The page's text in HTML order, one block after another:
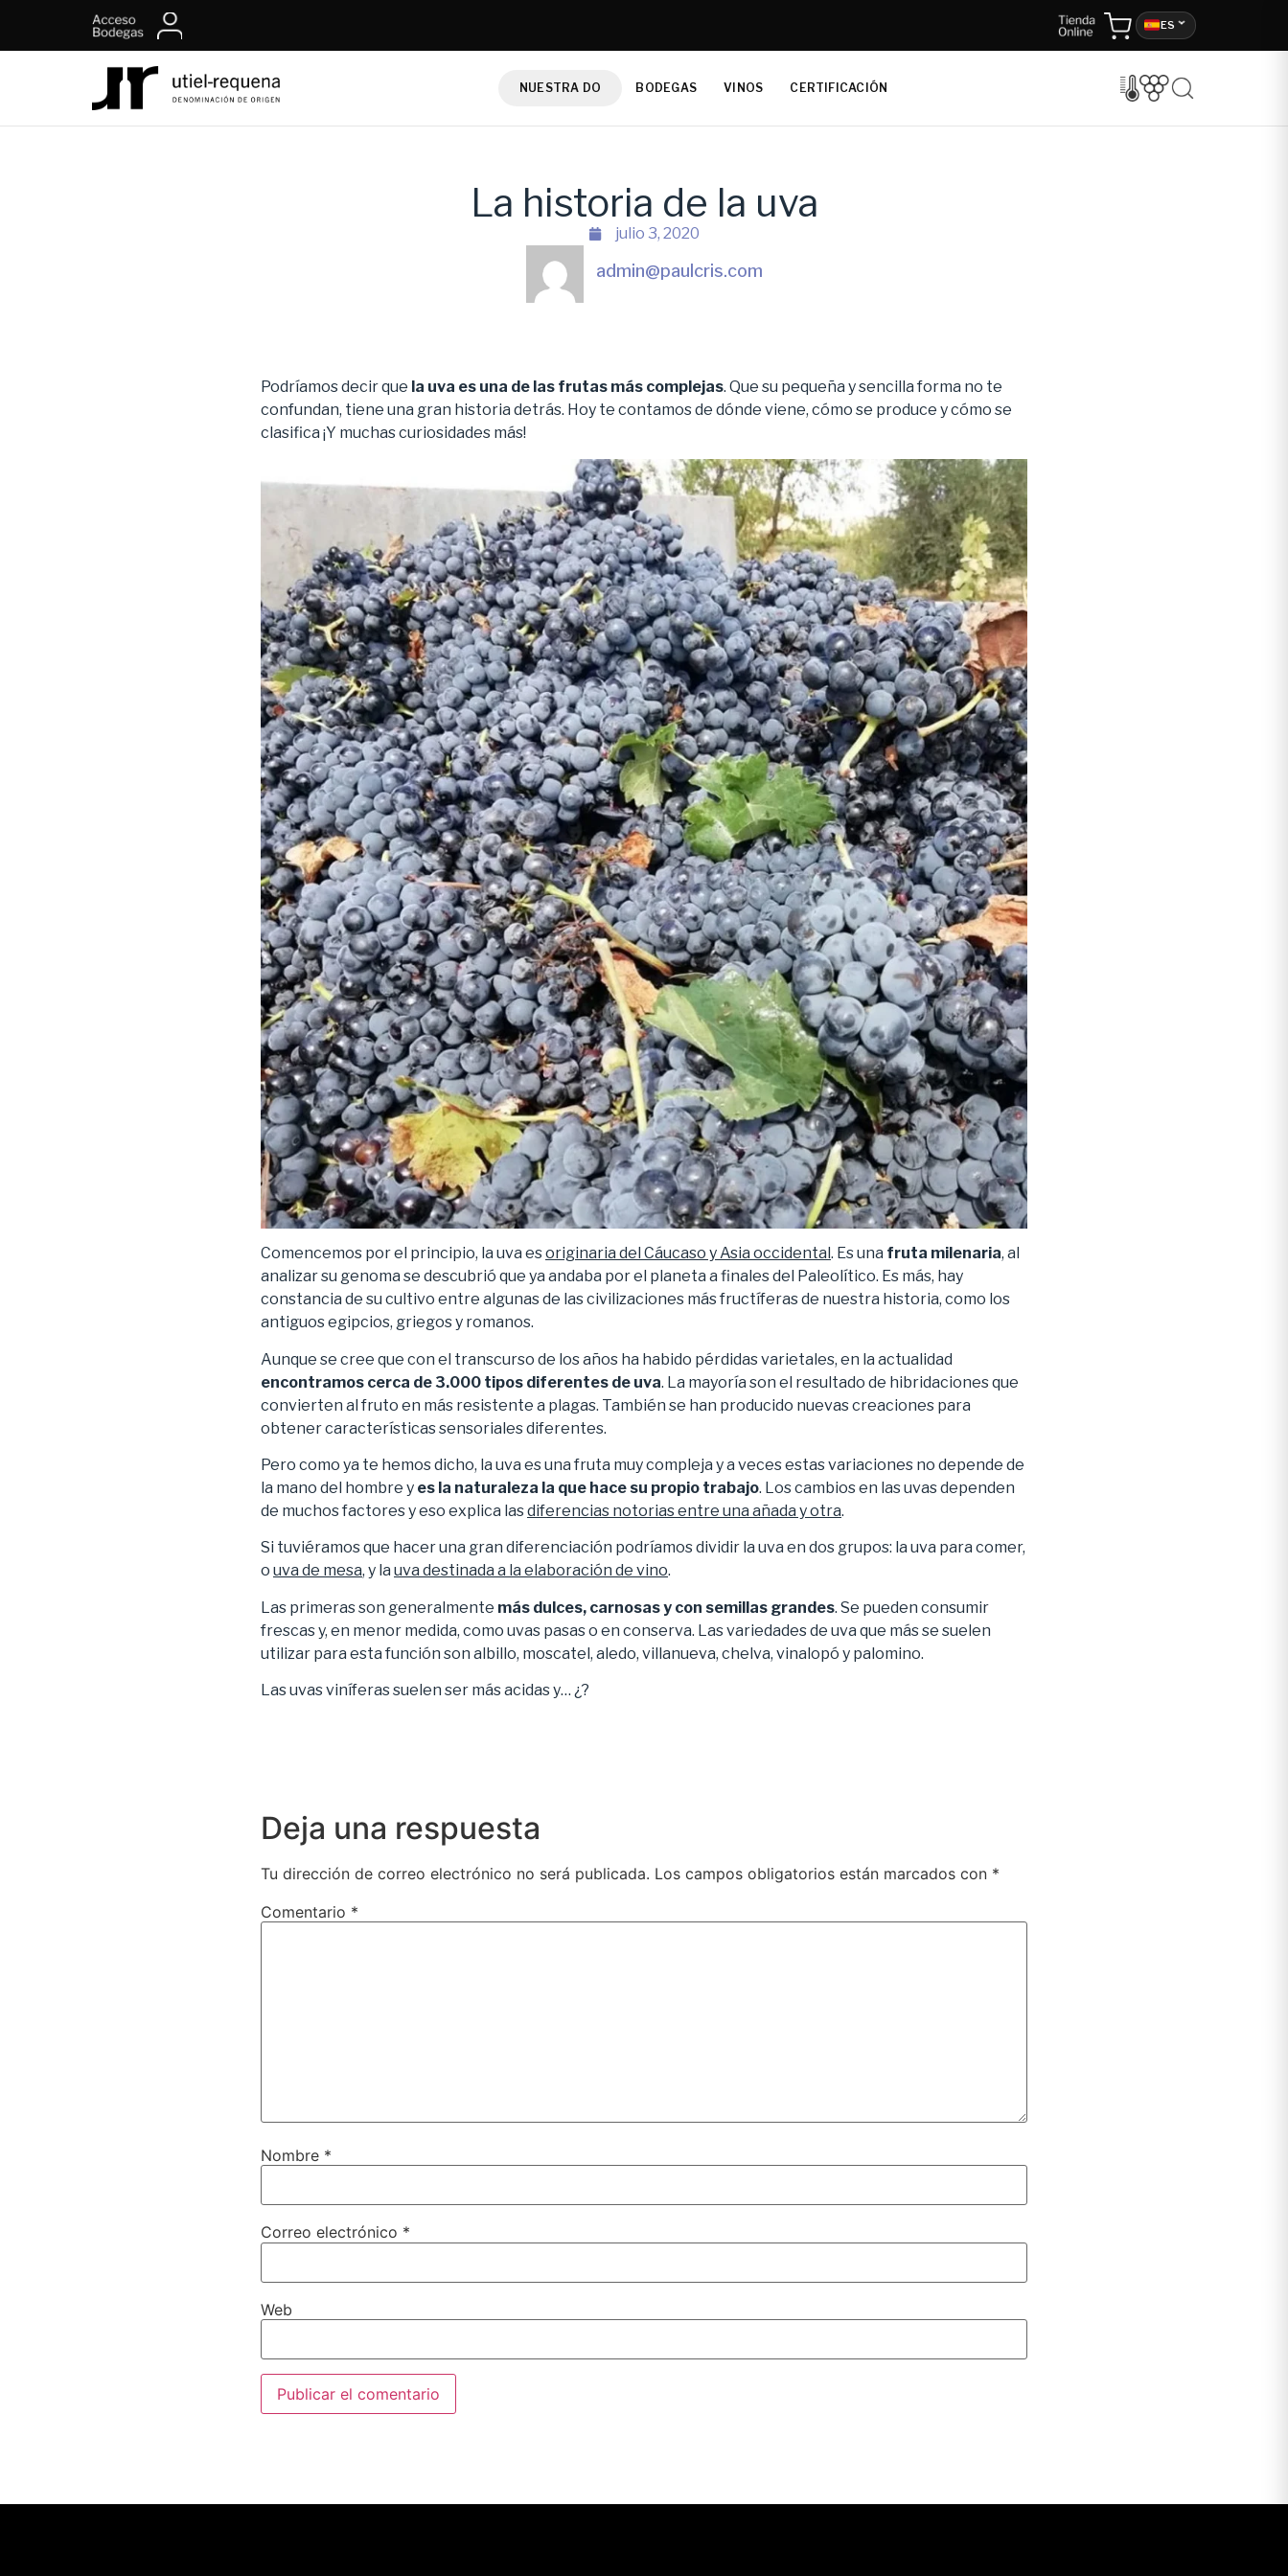
ES
NUESTRA DO BODEGAS VINOS CERTIFICACIÓN
La historia de la uva
julio 3, 2020
admin@paulcris.com
Podríamos decir que la uva es una de las frutas más complejas. Que su pequeña y sencilla forma no te
confundan, tiene una gran historia detrás. Hoy te contamos de dónde viene, cómo se produce y cómo se
clasifica ¡Y muchas curiosidades más!
Comencemos por el principio, la uva esoriginaria del Cáucaso y Asia occidental . Es una fruta milenaria, al
analizar su genoma se descubrió que ya andaba por el planeta a finales del Paleolítico. Es más, hay
constancia de su cultivo entre algunas de las civilizaciones más fructíferas de nuestra historia, como los
antiguos egipcios, griegos y romanos.
Aunque se cree que con el transcurso de los años ha habido pérdidas varietales, en la actualidad
encontramos cerca de 3.000 tipos diferentes de uva. La mayoría son el resultado de hibridaciones que
convierten al fruto en más resistente a plagas. También se han producido nuevas creaciones para
obtener características sensoriales diferentes.
Pero como ya te hemos dicho, la uva es una fruta muy compleja y a veces estas variaciones no depende de
la mano del hombre y es la naturaleza la que hace su propio trabajo. Los cambios en las uvas dependen
de muchos factores y eso explica lasdiferencias notorias entre una añada y otra.
Si tuviéramos que hacer una gran diferenciación podríamos dividir la uva en dos grupos: la uva para comer,
o uva de mesa, y la uva destinada a la elaboración de vino.
Las primeras son generalmente más dulces, carnosas y con semillas grandes. Se pueden consumir
frescas y, en menor medida, como uvas pasas o en conserva. Las variedades de uva que más se suelen
utilizar para esta función son albillo, moscatel, aledo, villanueva, chelva, vinalopó y palomino.
Las uvas viníferas suelen ser más acidas y… ¿?
Deja una respuesta
Tu dirección de correo electrónico no será publicada. Los campos obligatorios están marcados con *
Comentario *
Nombre *
Correo electrónico *
Web